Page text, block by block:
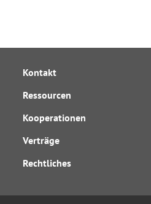
Kontakt
Ressourcen
Kooperationen
Verträge
Rechtliches